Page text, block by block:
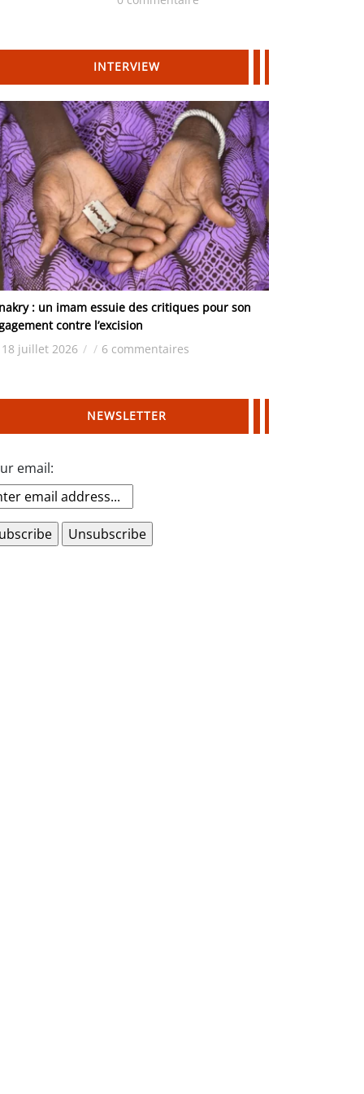
INTERVIEW
: un imam essuie des critiques pour son
contre l’excision
18 juillet 2026 / / 6 commentaires
NEWSLETTER
email: